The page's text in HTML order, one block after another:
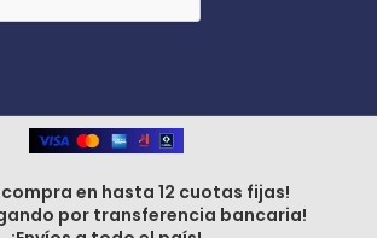
compra en hasta 12 cuotas fijas!
por transferencia bancaria!